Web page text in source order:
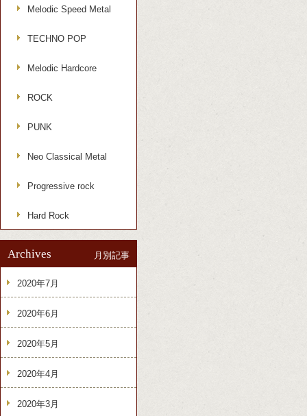
Melodic Speed Metal
TECHNO POP
Melodic Hardcore
ROCK
PUNK
Neo Classical Metal
Progressive rock
Hard Rock
Archives 月別記事
2020年7月
2020年6月
2020年5月
2020年4月
2020年3月